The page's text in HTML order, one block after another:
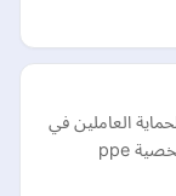
العاملين في
بيئات العمل الخطرة واختر من أدوات الحماية الشخصية ppe